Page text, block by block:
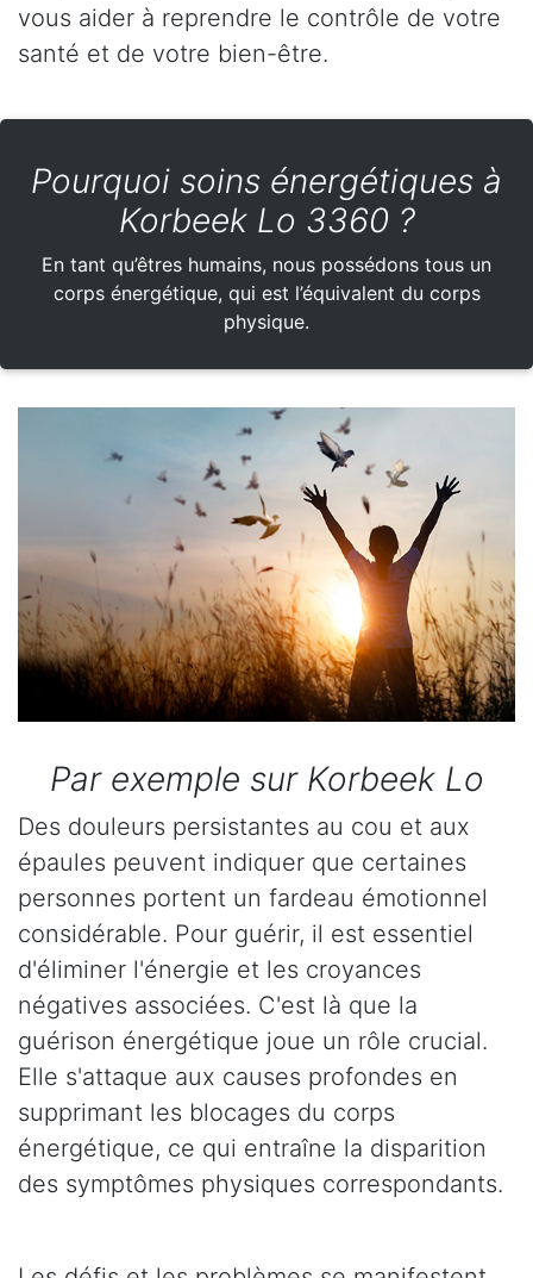
vous aider à reprendre le contrôle de votre
santé et de votre bien-être.
Pourquoi soins énergétiques à
Korbeek Lo 3360 ?
En tant qu’êtres humains, nous possédons tous un
corps énergétique, qui est l’équivalent du corps
physique.
Par exemple sur Korbeek Lo
Des douleurs persistantes au cou et aux
épaules peuvent indiquer que certaines
personnes portent un fardeau émotionnel
considérable. Pour guérir, il est essentiel
d'éliminer l'énergie et les croyances
négatives associées. C'est là que la
guérison énergétique joue un rôle crucial.
Elle s'attaque aux causes profondes en
supprimant les blocages du corps
énergétique, ce qui entraîne la disparition
des symptômes physiques correspondants.